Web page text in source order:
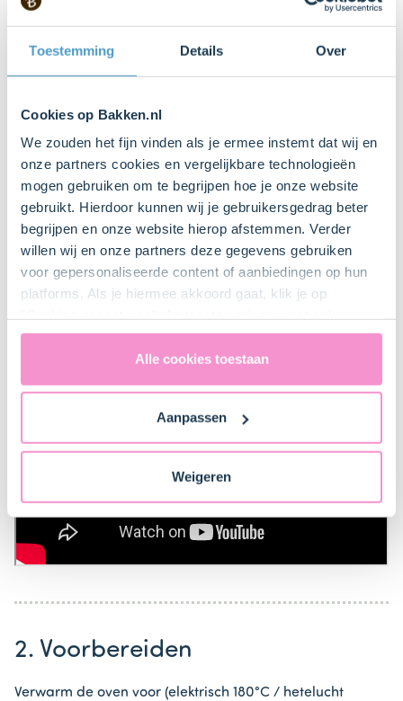
Toestemming Details Over
Cookies op Bakken.nl
We zouden het fijn vinden als je ermee instemt dat wij en
onze partners cookies en vergelijkbare technologieën
mogen gebruiken om te begrijpen hoe je onze website
gebruikt. Hierdoor kunnen wij je gebruikersgedrag beter
begrijpen en onze website hierop afstemmen. Verder
willen wij en onze partners deze gegevens gebruiken
voor gepersonaliseerde content of aanbiedingen op hun
platforms. Als je hiermee akkoord gaat, klik je op
uitdrukkelijk een eventuele gegevensoverdracht naar de
Verenigde Staten in de zin van artikel 49 AVG. Raadpleeg
ons
naar technology providers en partners in de Verenigde
Staten. Je kunt op elk moment van gedachten
Alle cookies toestaan
Aanpassen
Weigeren
2. Voorbereiden
Verwarm de oven voor (elektrisch 180°C / hetelucht